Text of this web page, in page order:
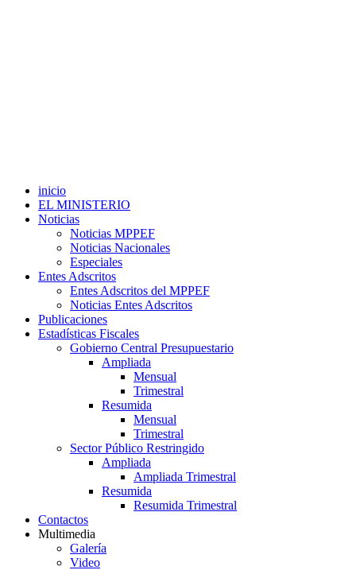
inicio
EL MINISTERIO
Noticias
Noticias MPPEF
Noticias Nacionales
Especiales
Entes Adscritos
Entes Adscritos del MPPEF
Noticias Entes Adscritos
Publicaciones
Estadísticas Fiscales
Gobierno Central Presupuestario
Ampliada
Mensual
Trimestral
Resumida
Mensual
Trimestral
Sector Público Restringido
Ampliada
Ampliada Trimestral
Resumida
Resumida Trimestral
Contactos
Multimedia
Galería
Video